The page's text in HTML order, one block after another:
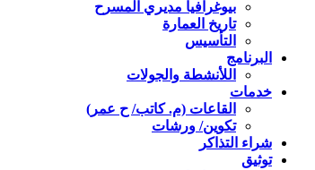
بيوغرافيا مديري المسرح
تاريخ العمارة
التأسيس
البرنامج
اللأنشطة والجولات
خدمات
القاعات (م. كاتب/ ح عمر)
تكوين/ ورشات
شراء التذاكر
توثيق